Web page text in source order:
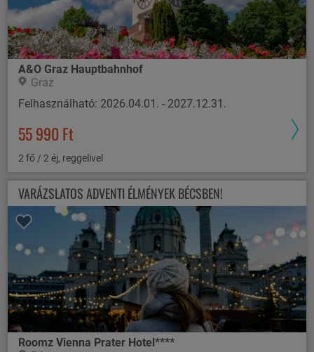
A&O Graz Hauptbahnhof
Graz
Felhasználható: 2026.04.01. - 2027.12.31.
55 990 Ft
2 fő / 2 éj, reggelivel
VARÁZSLATOS ADVENTI ÉLMÉNYEK BÉCSBEN!
Roomz Vienna Prater Hotel****